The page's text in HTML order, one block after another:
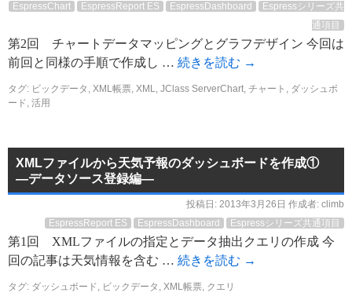
EspressChart
EspressReport ES EspressDashboard
Espressシリーズ共
通項目
第2回 チャートデータマッピングとグラフデザイン 今回は
前回と同様の手順で作成し … 続きを読む →
タグ: ビックデータ , XML帳票, XML, JClass ServerChart, チャート , ダッシュボ
ード, 活用
XMLファイルから天気予報のダッシュボードを作成①
―データソース登録編―
投稿日: 2013年3月26日 作成者: climb
EspressReport ES
EspressDashboard Espressシリーズ共通項目
第1回 XMLファイルの指定とデータ抽出クエリの作成 今
回の記事は天気情報を含む … 続きを読む →
タグ: ダッシュボード, ビックデータ , XML帳票, クエリ